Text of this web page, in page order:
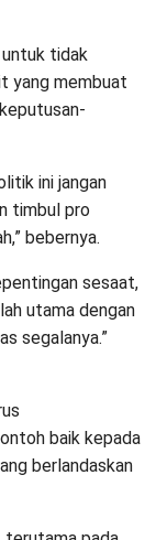
tidak
yang membuat
ini jangan
timbul pro
bebernya.
sesaat,
utama dengan
segalanya.”
baik kepada
berlandaskan